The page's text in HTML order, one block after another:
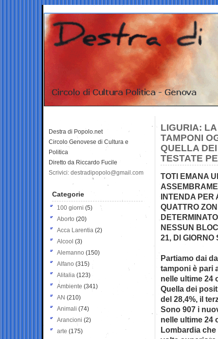
LIGURIA:
TAMPONI
QUELLA
TESTATE
TOTI EMANA
INTENDA PER
QUATTRO
NESSUN
21, DI GIORNO
Partiamo dai
tamponi è pari
nelle ultime 24
Quella dei
del 28,4%, il
Sono 907 i
nelle ultime 24
Lombardia
Destra di Popolo.net
Circolo Genovese di Cultura e
Politica
Diretto da Riccardo Fucile
Scrivici: destradipopolo@gmail.com
Categorie
100 giorni (5)
Aborto (20)
Acca Larentia (2)
Alcool (3)
Alemanno (150)
Alfano (315)
Alitalia (123)
Ambiente (341)
AN (210)
Animali (74)
Arancioni (2)
arte (175)